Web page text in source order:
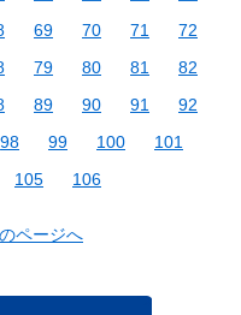
69 70 71
72
79 80 81
82
89 90 91
92
98 99 100
101
105 106
ページへ